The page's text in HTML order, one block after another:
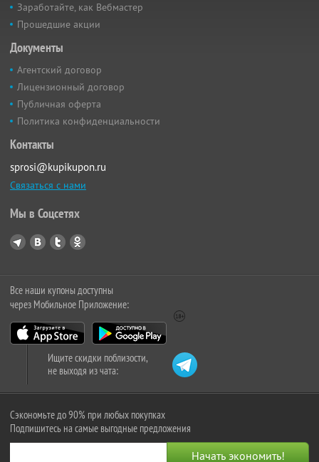
Заработайте, как Вебмастер
Прошедшие акции
Документы
Агентский договор
Лицензионный договор
Публичная оферта
Политика конфиденциальности
Контакты
sprosi@kupikupon.ru
Связаться с нами
Мы в Соцсетях
Все наши купоны доступны
через Мобильное Приложение:
Ищите скидки поблизости,
не выходя из чата:
Сэкономьте до 90% при любых покупках
Подпишитесь на самые выгодные предложения